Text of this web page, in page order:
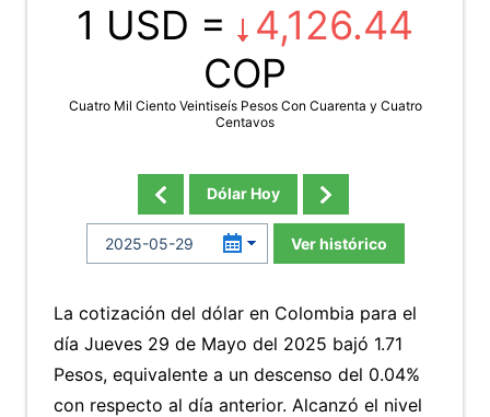
1 USD =
4,126.44
COP
Cuatro Mil Ciento Veintiseís Pesos Con Cuarenta y Cuatro
Centavos
Dólar Hoy
Ver histórico
La cotización del dólar en Colombia para el
día Jueves 29 de Mayo del 2025 bajó 1.71
Pesos, equivalente a un descenso del 0.04%
con respecto al día anterior. Alcanzó el nivel